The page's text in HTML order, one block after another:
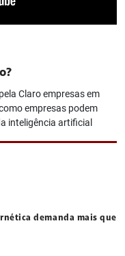
Claro empresas em
empresas podem
inteligência artificial
demanda mais que